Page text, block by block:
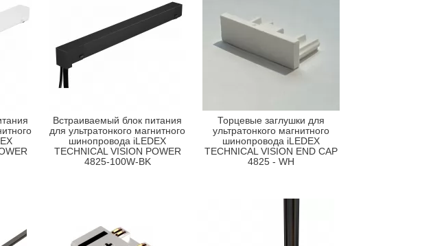
Встраиваемый блок питания
для ультратонкого магнитного
шинопровода iLEDEX
TECHNICAL VISION POWER
4825-100W-BK
Торцевые заглушки для
ультратонкого магнитного
шинопровода iLEDEX
TECHNICAL VISION END CAP
4825 - WH